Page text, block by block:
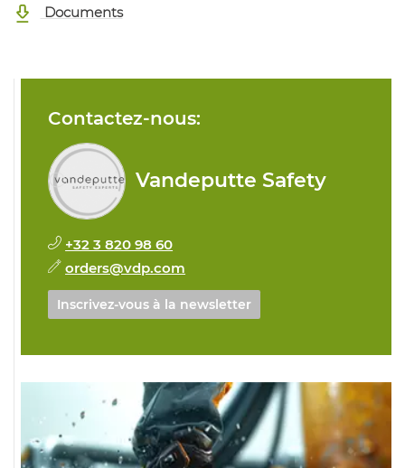
Documents
Contactez-nous:
Vandeputte Safety
+32 3 820 98 60
orders@vdp.com
Inscrivez-vous à la newsletter